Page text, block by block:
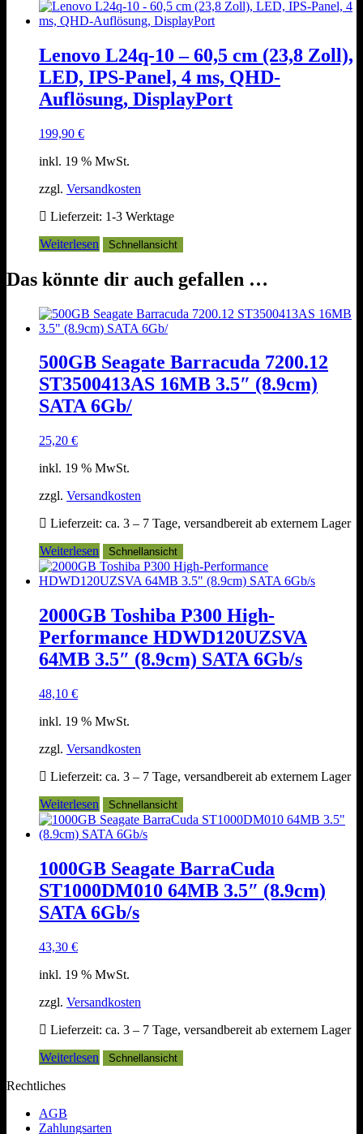
Lenovo L24q-10 – 60,5 cm (23,8 Zoll),
LED, IPS-Panel, 4 ms, QHD-
Auflösung, DisplayPort
199,90 €
inkl. 19 % MwSt.
zzgl. Versandkosten
Lieferzeit: 1-3 Werktage
Weiterlesen
Schnellansicht
Das könnte dir auch gefallen …
500GB Seagate Barracuda 7200.12
ST3500413AS 16MB 3.5″ (8.9cm)
SATA 6Gb/
25,20 €
inkl. 19 % MwSt.
zzgl. Versandkosten
Lieferzeit: ca. 3 – 7 Tage, versandbereit ab externem Lager
Weiterlesen
Schnellansicht
2000GB Toshiba P300 High-
Performance HDWD120UZSVA
64MB 3.5″ (8.9cm) SATA 6Gb/s
48,10 €
inkl. 19 % MwSt.
zzgl. Versandkosten
Lieferzeit: ca. 3 – 7 Tage, versandbereit ab externem Lager
Weiterlesen
Schnellansicht
1000GB Seagate BarraCuda
ST1000DM010 64MB 3.5″ (8.9cm)
SATA 6Gb/s
43,30 €
inkl. 19 % MwSt.
zzgl. Versandkosten
Lieferzeit: ca. 3 – 7 Tage, versandbereit ab externem Lager
Weiterlesen
Schnellansicht
Rechtliches
AGB
Zahlungsarten